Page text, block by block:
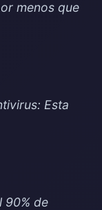
menos que
Esta
90% de